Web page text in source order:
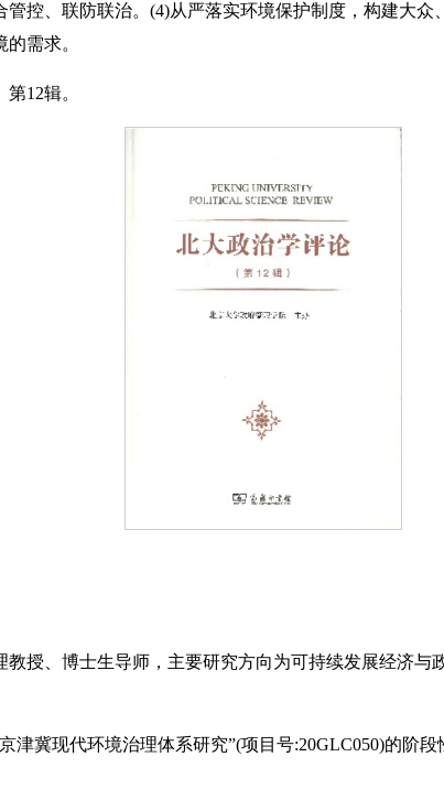
控、联防联治。(4)从严落实环境保护制度，构建大
需求。
12辑。
、博士生导师，主要研究方向为可持续发展经济与
冀现代环境治理体系研究”(项目号:20GLC050)的阶段